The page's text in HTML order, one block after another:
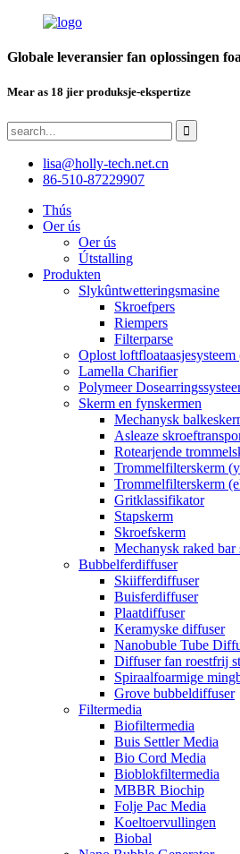
Globale leveransier fan oplossingen
Mear as 18 jier produksje-ekspertize
lisa@holly-tech.net.cn
86-510-87229907
Thús
Oer ús
Oer ús
Útstalling
Produkten
Slykûntwetteringsmasine
Skroefpers
Riempers
Filterparse
Oplost
Lamella Charifier
Polymeer
Skerm en fynskermen
Mechanysk
Asleaze
Rotearjende
Trommelfilterskerm
Trommelfilterskerm
Gritklassifikator
Stapskerm
Skroefskerm
Mechanysk raked bar
Bubbelferdiffuser
Skiifferdiffuser
Buisferdiffuser
Plaatdiffuser
Keramyske diffuser
Nanobuble Tube
Diffuser fan roestfrij
Spiraalfoarmige
Grove bubbeldiffuser
Filtermedia
Biofiltermedia
Buis Settler Media
Bio Cord Media
Bioblokfiltermedia
MBBR Biochip
Folje Pac Media
Koeltoervullingen
Biobal